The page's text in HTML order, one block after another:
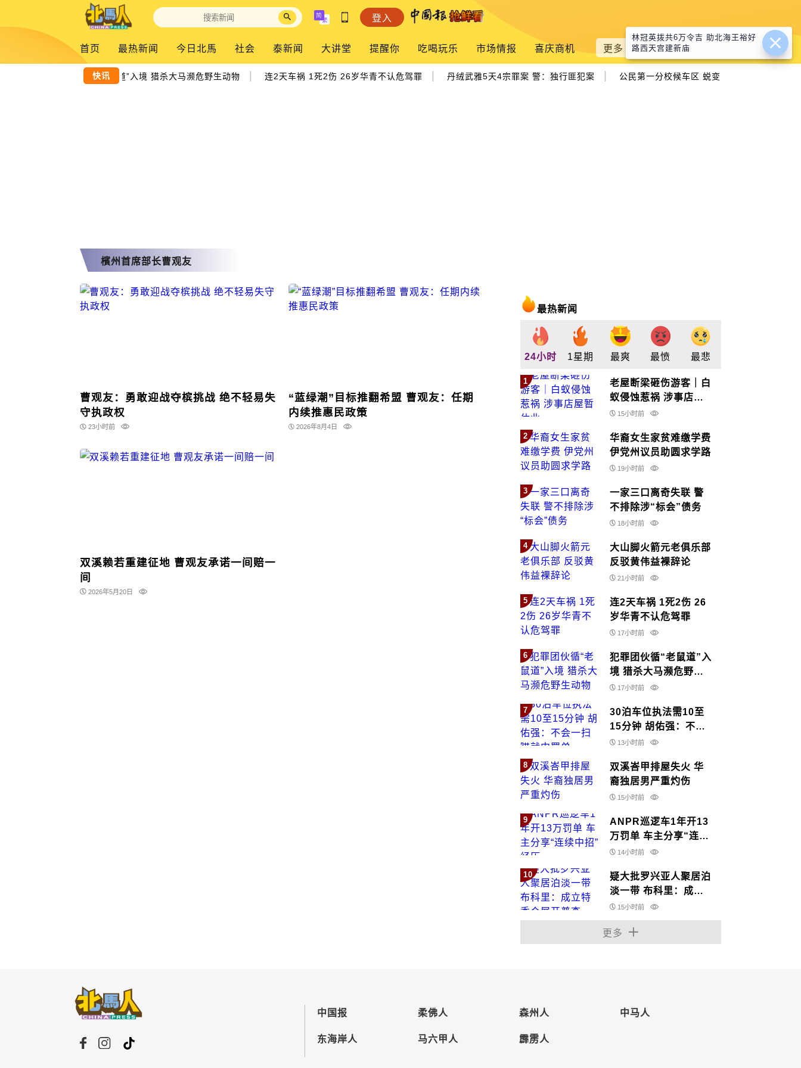
登入
首页 最热新闻 今日北馬 社会 泰新闻 大讲堂 提醒你 吃喝玩乐 市场情报 喜庆商机 更多
快讯
犯罪团伙循“老鼠道”入境 猎杀大马濒危野生动物 连2天车祸 1死2伤 26岁华青不认危驾罪 丹绒武雅5天4宗罪案 警：独行匪犯案 公民第一分校候车区 蜕变阅读空间 藏书
檳州首席部长曹观友
曹观友：勇敢迎战夺槟挑战 绝不轻易失
守执政权
23小时前
“蓝绿潮”目标推翻希盟 曹观友：任期
内续推惠民政策
2026年8月4日
双溪赖若重建征地 曹观友承诺一间赔一
间
2026年5月20日
最热新闻
24小时 1星期 最爽 最愤 最悲
1
老屋断梁砸伤游客｜白
蚁侵蚀惹祸 涉事店屋
暂休业
15小时前
2
华裔女生家贫难缴学费
伊党州议员助圆求学路
19小时前
3
一家三口离奇失联 警
不排除涉“标会”债务
18小时前
4
大山脚火箭元老俱乐部
反驳黄伟益裸辞论
21小时前
5
连2天车祸 1死2伤 26
岁华青不认危驾罪
17小时前
6
犯罪团伙循“老鼠道”入
境 猎杀大马濒危野生
动物
17小时前
7
30泊车位执法需10至
15分钟 胡佑强：不会
一扫瞄就中罚单
13小时前
8
双溪峇甲排屋失火 华
裔独居男严重灼伤
15小时前
9
ANPR巡逻车1年开13
万罚单 车主分享“连续
中招”经历
14小时前
10
疑大批罗兴亚人聚居泊
淡一带 布科里：成立
特委会展开普查
15小时前
更多
中国报
东海岸人
柔佛人
马六甲人
森州人
霹雳人
中马人
林冠英拨共6万令吉 助北海王裕好
路西天宫建新庙